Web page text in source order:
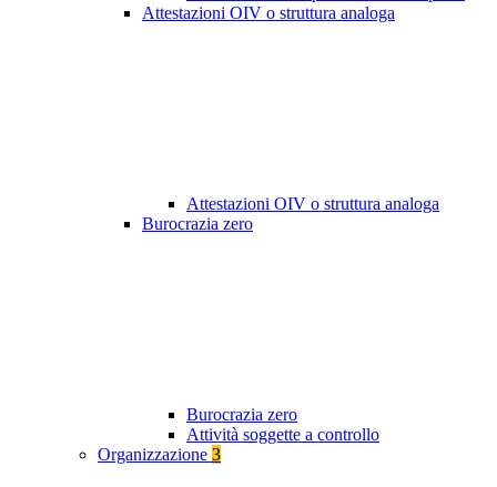
Attestazioni OIV o struttura analoga
Attestazioni OIV o struttura analoga
Burocrazia zero
Burocrazia zero
Attività soggette a controllo
Organizzazione 3